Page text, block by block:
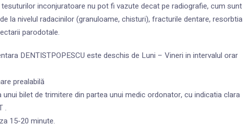
inconjuratoare nu pot fi vazute decat pe radiografie, cum sunt
la nivelul radacinilor (granuloame, chisturi), fracturile dentare, resorbtia
parodotale.
DENTISTPOPESCU este deschis de Luni – Vineri in intervalul orar
prealabilă
bilet de trimitere din partea unui medic ordonator, cu indicatia clara
.
15-20 minute.